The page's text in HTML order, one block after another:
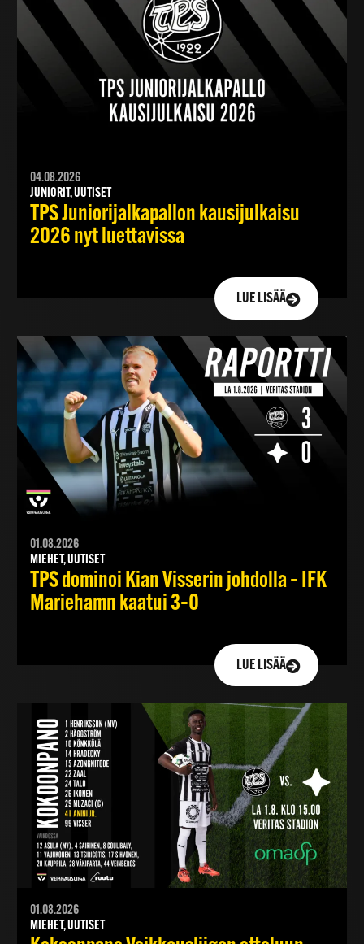
04.08.2026
JUNIORIT, UUTISET
TPS Juniorijalkapallon kausijulkaisu
2026 nyt luettavissa
LUE LISÄÄ
01.08.2026
MIEHET, UUTISET
TPS dominoi Kian Visserin johdolla – IFK
Mariehamn kaatui 3–0
LUE LISÄÄ
01.08.2026
MIEHET, UUTISET